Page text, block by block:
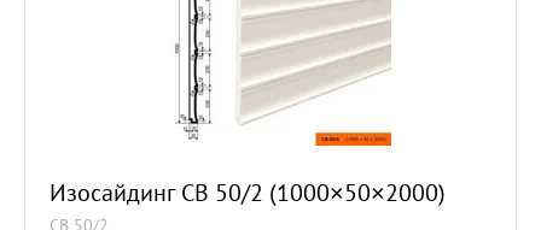
Изосайдинг СВ 50/2 (1000×50×2000)
СВ 50/2